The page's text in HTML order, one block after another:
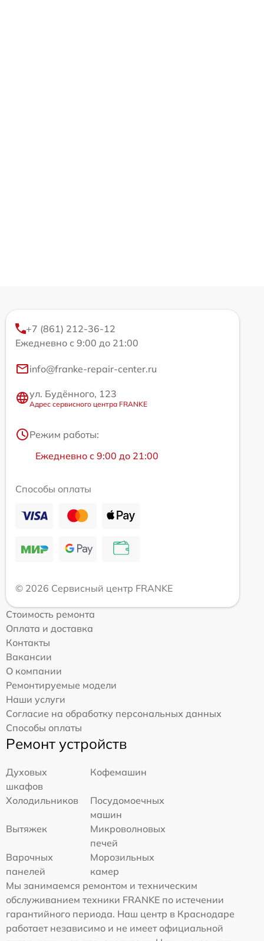
+7 (861) 212-36-12
Ежедневно с 9:00 до 21:00
info@franke-repair-center.ru
ул. Будённого, 123
Адрес сервисного центра FRANKE
Режим работы:
Ежедневно с 9:00 до 21:00
Способы оплаты
© 2026 Сервисный центр FRANKE
Стоимость ремонта
Оплата и доставка
Контакты
Вакансии
О компании
Ремонтируемые модели
Наши услуги
Согласие на обработку персональных данных
Способы оплаты
Ремонт устройств
Духовых
шкафов
Кофемашин
Холодильников
Посудомоечных
машин
Вытяжек
Микроволновых
печей
Варочных
панелей
Морозильных
камер
Мы занимаемся ремонтом и техническим
обслуживанием техники FRANKE по истечении
гарантийного периода. Наш центр в Краснодаре
работает независимо и не имеет официальной